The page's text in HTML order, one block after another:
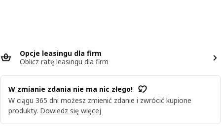
Opcje leasingu dla firm
Oblicz ratę leasingu dla firm
W zmianie zdania nie ma nic złego!
W ciągu 365 dni możesz zmienić zdanie i zwrócić kupione
produkty. Dowiedz się więcej